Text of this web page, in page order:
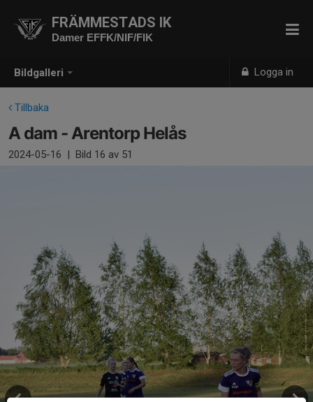
Bildgalleri Logga in
FRÄMMESTADS IK
Damer EFFK/NIF/FIK
Tillbaka
A dam - Arentorp Helås
2024-05-16 | Bild 16 av 51